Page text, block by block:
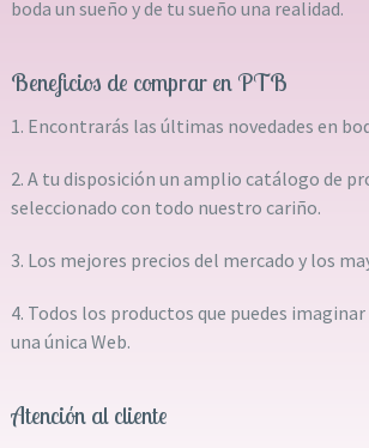
boda un sueño y de tu sueño una realidad.
Beneficios de comprar en PTB
1. Encontrarás las últimas novedades en
2. A tu disposición un amplio catálogo de
seleccionado con todo nuestro cariño.
3. Los mejores precios del mercado y los
4. Todos los productos que puedes
una única Web.
Atención al cliente